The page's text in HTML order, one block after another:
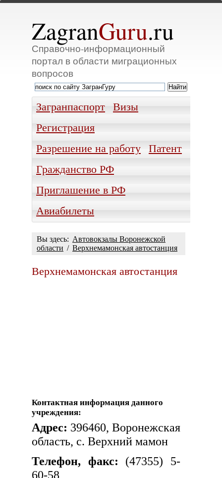
ZagranGuru.ru
Справочно-информационный
портал в области миграционных
вопросов
Загранпаспорт
Визы
Регистрация
Разрешение на работу
Патент
Гражданство РФ
Приглашение в РФ
Авиабилеты
Вы здесь: Автовокзалы Воронежской
области / Верхнемамонская автостанция
Верхнемамонская автостанция
Контактная информация данного
учреждения:
Адрес: 396460, Воронежская
область, с. Верхний мамон
Телефон, факс: (47355) 5-
60-58